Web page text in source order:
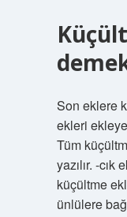
Son eklere
ekleri
Tüm
yazılır. -cık
küçültme
ünlülere